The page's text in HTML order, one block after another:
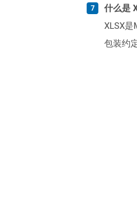
什么是
XLSX
包装约